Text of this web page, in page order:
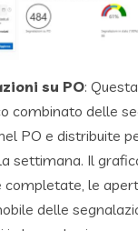
su PO:
combinato delle
PO e distribuite
settimana. Il
completate, le
delle